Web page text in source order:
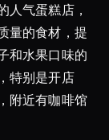
人气蛋糕店，
量的食材，提
和水果口味的
特别是开店
附近有咖啡馆